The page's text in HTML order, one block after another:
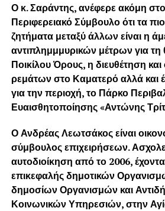
Ο κ. Σαράντης, ανέφερε ακόμη
Περιφερειακό Σύμβουλο ότι τα
ζητήματα μεταξύ άλλων είναι η
αντιπλημμμυρικών μέτρων για
Ποικίλου Όρους, η διευθέτηση
ρεμάτων στο Καματερό αλλά και
για την περιοχή, το Πάρκο
Ευαισθητοποίησης «Αντώνης
Ο Ανδρέας Λεωτσάκος είναι
σύμβουλος επιχειρήσεων.
αυτοδιοίκηση από το 2006,
επικεφαλής δημοτικών
δημοσίων Οργανισμών και
Κοινωνικών Υπηρεσιών, στην